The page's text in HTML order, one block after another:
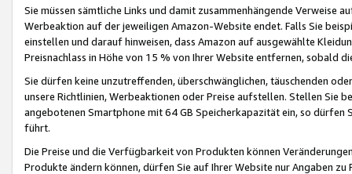
Sie müssen sämtliche Links und damit zusammenhängende
Werbeaktion auf der jeweiligen Amazon-Website endet. Falls Sie
einstellen und darauf hinweisen, dass Amazon auf ausgewählte
Preisnachlass in Höhe von 15 % von Ihrer Website entfernen, sobald
Sie dürfen keine unzutreffenden, überschwänglichen, täuschenden
unsere Richtlinien, Werbeaktionen oder Preise aufstellen. Stellen Sie
angebotenen Smartphone mit 64 GB Speicherkapazität ein, so dürfen
führt.
Die Preise und die Verfügbarkeit von Produkten können
Produkte ändern können, dürfen Sie auf Ihrer Website nur Angaben